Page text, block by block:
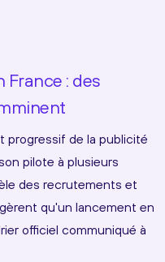
France : des
progressif de la publicité
pilote à plusieurs
des recrutements et
qu'un lancement en
officiel communiqué à